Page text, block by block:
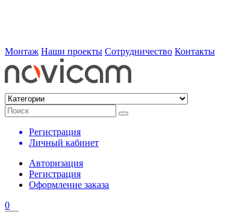
Монтаж Наши проекты Сотрудничество Контакты
Регистрация
Личный кабинет
Авторизация
Регистрация
Оформление заказа
0